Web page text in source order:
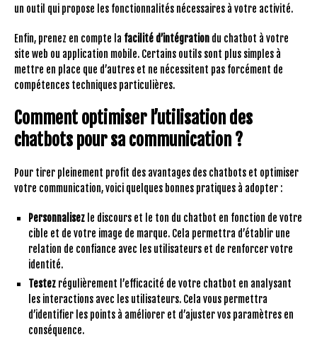
un outil qui propose les fonctionnalités nécessaires à votre activité.
Enfin, prenez en compte la facilité d’intégration du chatbot à votre
site web ou application mobile. Certains outils sont plus simples à
mettre en place que d’autres et ne nécessitent pas forcément de
compétences techniques particulières.
Comment optimiser l’utilisation des
chatbots pour sa communication ?
Pour tirer pleinement profit des avantages des chatbots et optimiser
votre communication, voici quelques bonnes pratiques à adopter :
Personnalisez le discours et le ton du chatbot en fonction de votre
cible et de votre image de marque. Cela permettra d’établir une
relation de confiance avec les utilisateurs et de renforcer votre
identité.
Testez régulièrement l’efficacité de votre chatbot en analysant
les interactions avec les utilisateurs. Cela vous permettra
d’identifier les points à améliorer et d’ajuster vos paramètres en
conséquence.